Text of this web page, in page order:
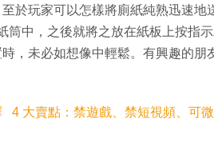
於玩家可以怎樣將廁紙純熟迅速地
筒中，之後就將之放在紙板上按指
，未必如想像中輕鬆。有興趣的朋
4 大賣點：禁遊戲、禁短視頻、可